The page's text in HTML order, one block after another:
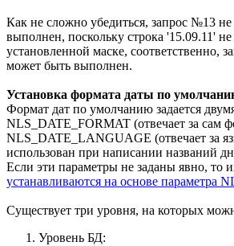
Как не сложно убедиться, запрос №13
выполнен, поскольку строка '15.09.11' не
установленной маске, соответственно,
может быть выполнен.
Установка формата даты по
Формат дат по умолчанию задается
NLS_DATE_FORMAT (отвечает за сам
NLS_DATE_LANGUAGE (отвечает за
использован при написании названий
Если эти параметры не заданы явно, то
устанавливаются на основе параметра
Существует три уровня, на которых
Уровень БД: